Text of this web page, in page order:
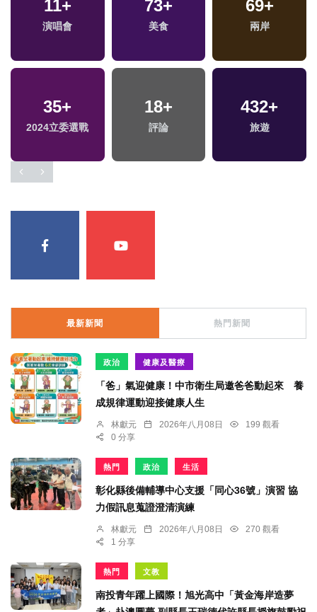
11+
演唱會
73+
美食
69+
兩岸
35+
2024立委選戰
18+
評論
432+
旅遊
9+
綜藝
15+
2024總統大選
676+
文教
4+
兩岸佛教文化交流專
728+
綜合
1+
2023金鐘獎
最新新聞 熱門新聞
政治 健康及醫療
「爸」氣迎健康！中市衛生局邀爸爸動起來 養
成規律運動迎接健康人生
林獻元 2026年八月08日
199 觀看
0 分享
熱門 政治 生活
彰化縣後備輔導中心支援「同心36號」演習 協
力假訊息蒐證澄清演練
林獻元 2026年八月08日
270 觀看
1 分享
熱門 文教
南投青年躍上國際！旭光高中「黃金海岸造夢